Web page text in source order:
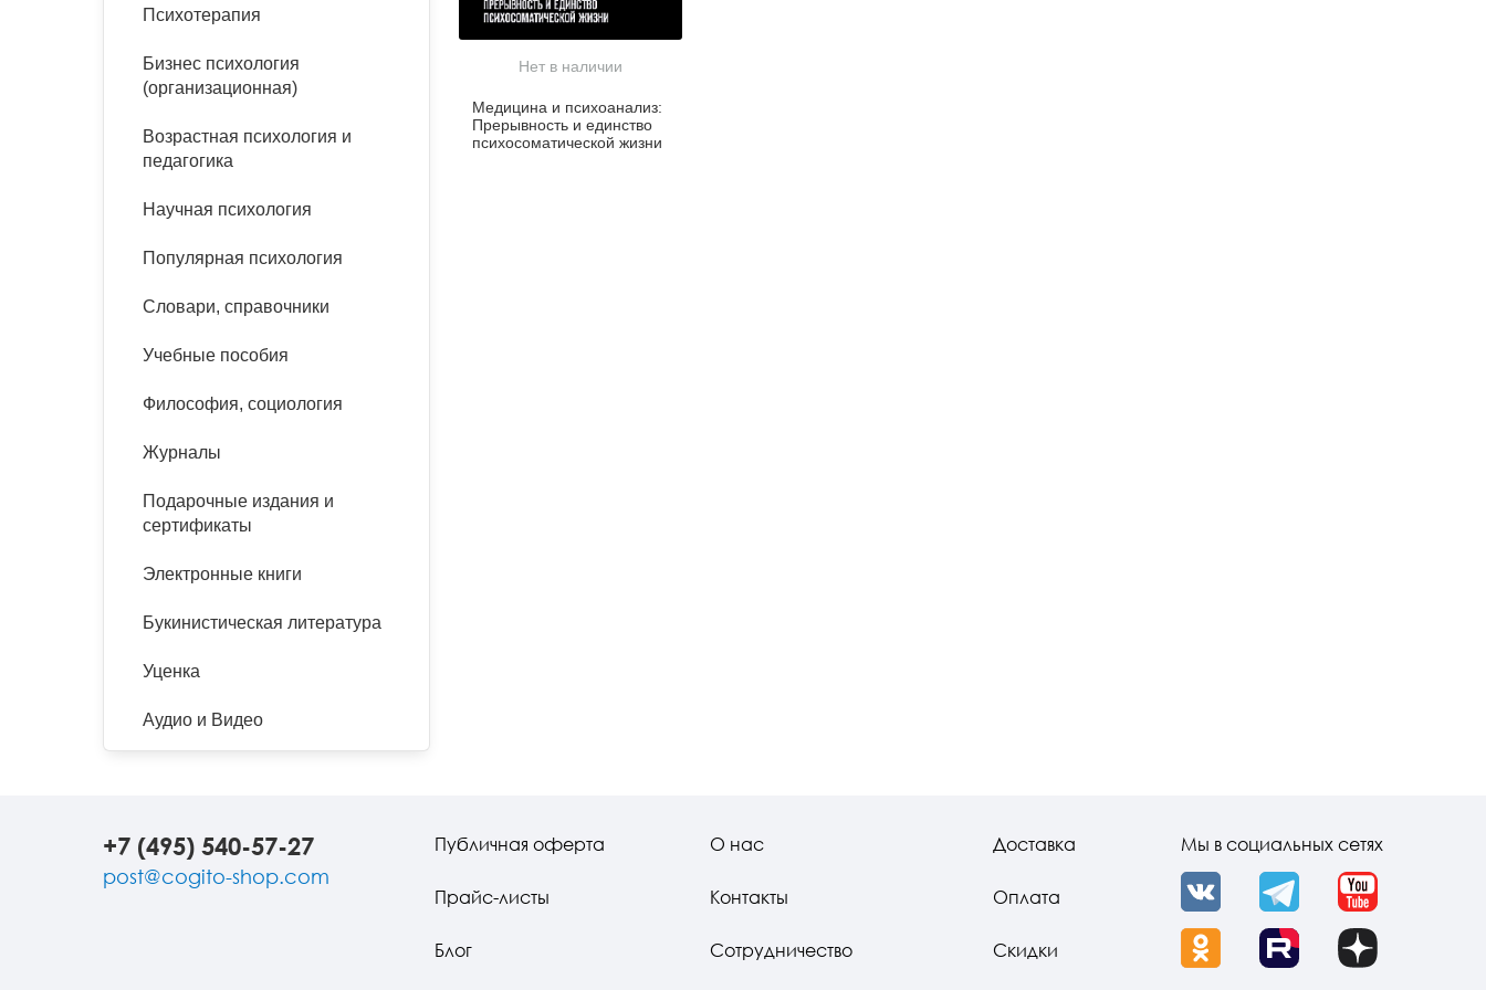
панические атаки
Психодрама
Сказкотерапия
психотерапии
Классический, эриксоновский
эргономика
Социальная психология
Психология развития
организационная психология
психоанализ
Психотерапия
Бизнес психология
(организационная)
Возрастная психология и
педагогика
Научная психология
Популярная психология
Словари, справочники
Учебные пособия
Философия, социология
Журналы
Подарочные издания и
сертификаты
Электронные книги
Букинистическая литература
Уценка
Аудио и Видео
Нет в наличии
Медицина и психоанализ:
Прерывность и единство
психосоматической жизни
+7 (495) 540-57-27
post@cogito-shop.com
Публичная оферта
Прайс-листы
Блог
О нас
Контакты
Сотрудничество
Доставка
Оплата
Скидки
Мы в социальных сетях
VK Telegram YouTube
OK Rutube Dzen